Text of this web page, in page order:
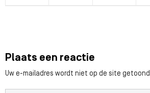
Plaats een reactie
Uw e-mailadres wordt niet op de site getoond